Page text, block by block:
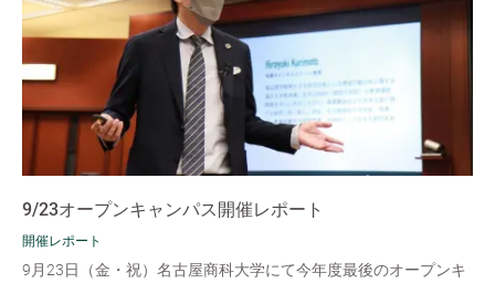
9/23オープンキャンパス開催レポート
開催レポート
9月23日（金・祝）名古屋商科大学にて今年度最後のオープンキ